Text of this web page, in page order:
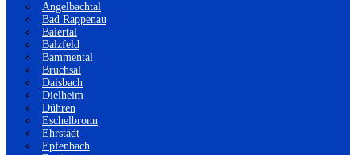
Angelbachtal
Bad Rappenau
Baiertal
Balzfeld
Bammental
Bruchsal
Daisbach
Dielheim
Dühren
Eschelbronn
Ehrstädt
Epfenbach